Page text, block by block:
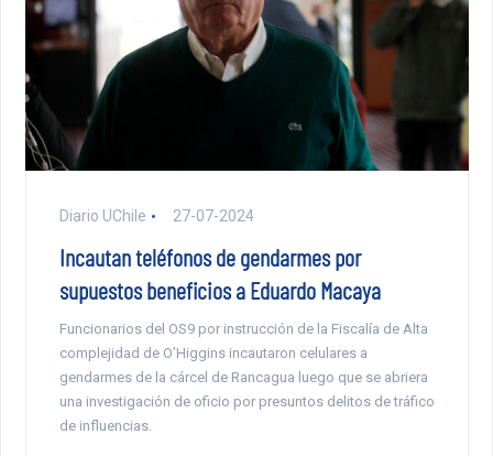
Diario UChile 27-07-2024
Incautan teléfonos de gendarmes por
supuestos beneficios a Eduardo Macaya
Funcionarios del OS9 por instrucción de la Fiscalía de Alta
complejidad de O’Higgins incautaron celulares a
gendarmes de la cárcel de Rancagua luego que se abriera
una investigación de oficio por presuntos delitos de tráfico
de influencias.